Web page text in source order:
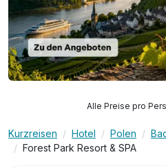
Alle Preise pro
Kurzreisen Hotel Polen
Forest Park Resort & SPA